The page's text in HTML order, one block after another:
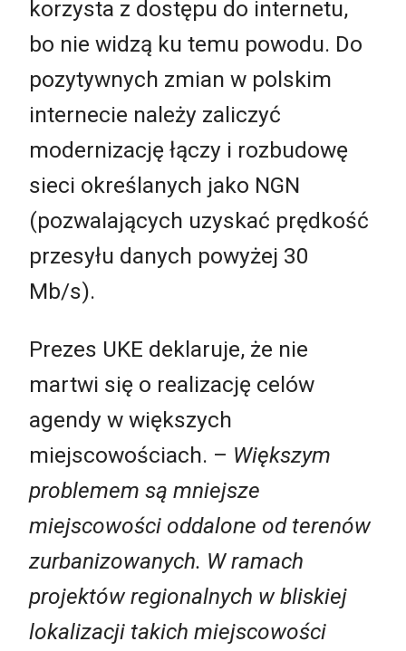
korzysta z dostępu do internetu,
bo nie widzą ku temu powodu. Do
pozytywnych zmian w polskim
internecie należy zaliczyć
modernizację łączy i rozbudowę
sieci określanych jako NGN
(pozwalających uzyskać prędkość
przesyłu danych powyżej 30
Mb/s).
Prezes UKE deklaruje, że nie
martwi się o realizację celów
agendy w większych
miejscowościach. – Większym
problemem są mniejsze
miejscowości oddalone od terenów
zurbanizowanych. W ramach
projektów regionalnych w bliskiej
lokalizacji takich miejscowości